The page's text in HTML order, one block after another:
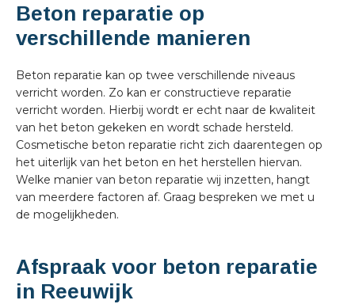
Beton reparatie op
verschillende manieren
Beton reparatie kan op twee verschillende niveaus
verricht worden. Zo kan er constructieve reparatie
verricht worden. Hierbij wordt er echt naar de kwaliteit
van het beton gekeken en wordt schade hersteld.
Cosmetische beton reparatie richt zich daarentegen op
het uiterlijk van het beton en het herstellen hiervan.
Welke manier van beton reparatie wij inzetten, hangt
van meerdere factoren af. Graag bespreken we met u
de mogelijkheden.
Afspraak voor beton reparatie
in Reeuwijk